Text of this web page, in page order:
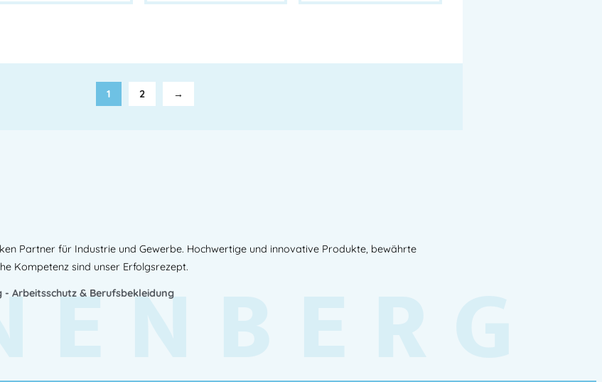
1 2 →
Partner für Industrie und Gewerbe. Hochwertige und innovative Produkte, bewährte
Kompetenz sind unser Erfolgsrezept.
- Arbeitsschutz & Berufsbekleidung